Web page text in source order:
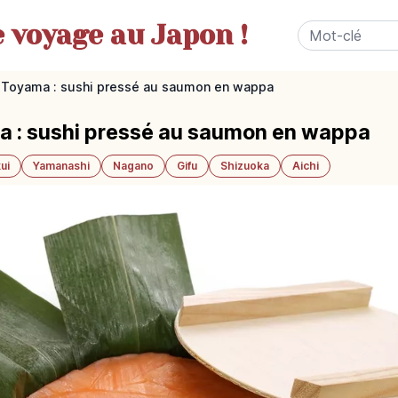
voyage au Japon !
: sushi pressé au saumon en wappa
: sushi pressé au saumon en wappa
Yamanashi Nagano Gifu Shizuoka Aichi